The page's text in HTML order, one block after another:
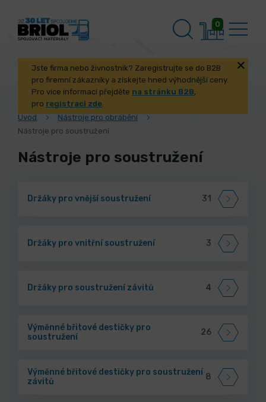
0
Jste firma nebo živnostník? Zaregistrujte se do B2B
pro firemní zákazníky a získejte hned výhodnější ceny.
Pro více informací přejděte na stránku B2B,
pro registraci zde.
Úvod
Nástroje pro obrábění
Nástroje pro soustružení
Nástroje pro soustružení
Držáky pro vnější soustružení 31
Držáky pro vnitřní soustružení 3
Držáky pro soustružení závitů 4
Výměnné břitové destičky pro
soustružení
26
Výměnné břitové destičky pro soustružení
závitů
8